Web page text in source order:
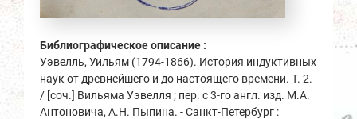
Библиографическое описание :
Уэвелль, Уильям (1794-1866). История индуктивных
наук от древнейшего и до настоящего времени. Т. 2.
/ [соч.] Вильяма Уэвелля ; пер. с 3-го англ. изд. М.А.
Антоновича, А.Н. Пыпина. - Санкт-Петербург :